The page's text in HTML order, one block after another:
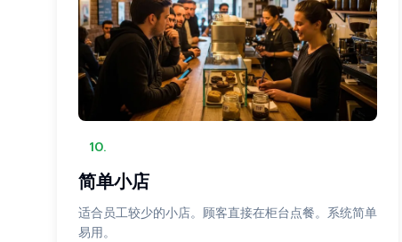
10.
简单小店
适合员工较少的小店。顾客直接在柜台点餐。系统简单
易用。